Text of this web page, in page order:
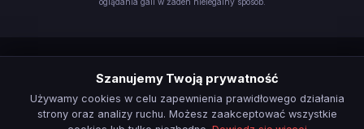
Szanujemy Twoją prywatność
Używamy cookies w celu zapewnienia prawidłowego działania
strony oraz analizy ruchu. Możesz zaakceptować wszystkie